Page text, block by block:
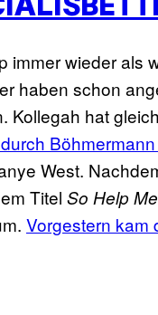
wieder als
haben schon
Kollegah hat
West.
Titel So Help
Vorgestern kam